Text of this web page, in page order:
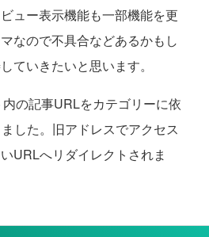
ュー表示機能も一部機能を更
なので不具合などあるかもし
ていきたいと思います。
の記事URLをカテゴリーに依
した。旧アドレスでアクセス
URLへリダイレクトされま